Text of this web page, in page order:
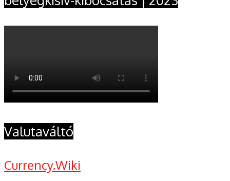
Valutaváltó
Currency.Wiki